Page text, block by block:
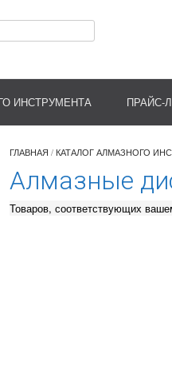
ИНСТРУМЕНТА ПРАЙС-
ГЛАВНАЯ / КАТАЛОГ АЛМАЗНОГО
Алмазные
Товаров, соответствующих